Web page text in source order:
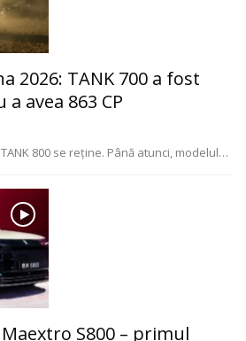
2026: TANK 700 a fost
avea 863 CP
800 se reține. Până atunci, modelul…
S800 – primul